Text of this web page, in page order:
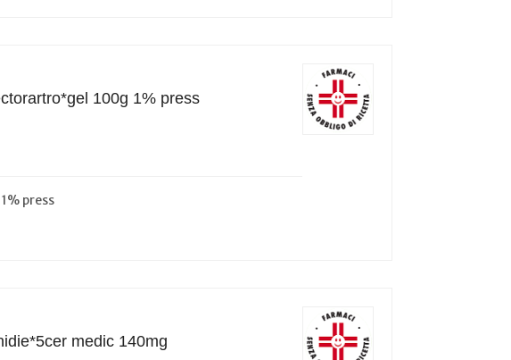
100g 1% press
press
medic 140mg